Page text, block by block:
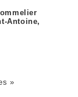
Antoine,
»